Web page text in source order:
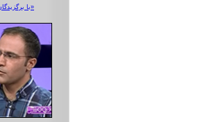
با برگزیدگان «جشنواره صعودهای برتر»